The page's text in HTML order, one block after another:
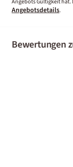
Angebots Gültigkeit hat.
Angebotsdetails.
Bewertungen